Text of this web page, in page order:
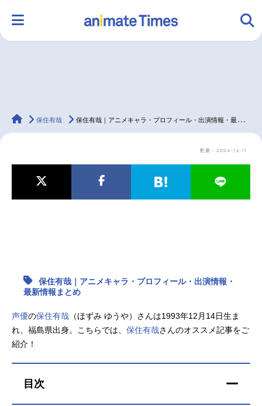
ラジオ みんなの声 グッズ 映画
マンガ・ラノベ ゲーム・アプリ 音楽 コスプレ
アニメ映画一覧 実写化映画一覧
春アニメ 夏アニメ
男性声優/女性声優一覧
animateTimes
保住有哉 保住有哉｜アニメキャラ・プロフィール・出演情報・最新情報まとめ
更新：2024-12-11
保住有哉｜アニメキャラ・プロフィール・出演情報・
最新情報まとめ
声優の保住有哉 （ほずみ ゆうや）さんは1993年12月14日生ま
れ、福島県出身。こちらでは、 保住有哉さんのオススメ記事をご
紹介！
目次